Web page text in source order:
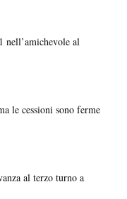
nell’amichevole al
le cessioni sono ferme
al terzo turno a